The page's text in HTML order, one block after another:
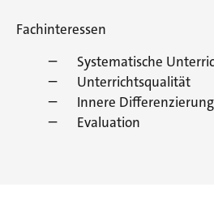
Fachinteressen
Systematische
Unterrichtsqualität
Innere Differenzierung
Evaluation